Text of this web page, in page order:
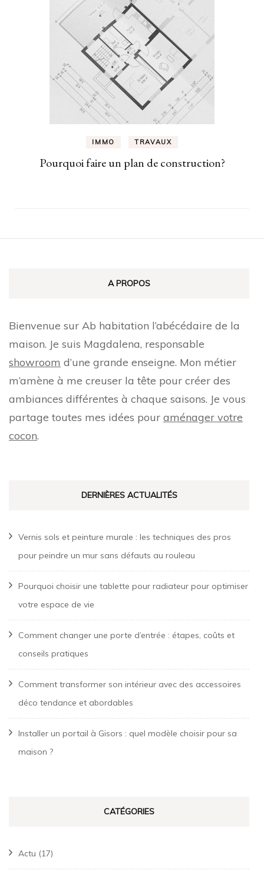
IMMO TRAVAUX
Pourquoi faire un plan de construction?
A PROPOS
Bienvenue sur Ab habitation l’abécédaire de la
maison. Je suis Magdalena, responsable
showroom d’une grande enseigne. Mon métier
m’amène à me creuser la tête pour créer des
ambiances différentes à chaque saisons. Je vous
partage toutes mes idées pour aménager votre
cocon.
DERNIÈRES ACTUALITÉS
Vernis sols et peinture murale : les techniques des pros
pour peindre un mur sans défauts au rouleau
Pourquoi choisir une tablette pour radiateur pour optimiser
votre espace de vie
Comment changer une porte d’entrée : étapes, coûts et
conseils pratiques
Comment transformer son intérieur avec des accessoires
déco tendance et abordables
Installer un portail à Gisors : quel modèle choisir pour sa
maison ?
CATÉGORIES
Actu (17)